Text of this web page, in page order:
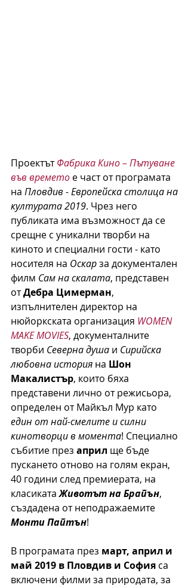
Проектът Фабрика Кино – Пътуване
във времето е част от програмата
на Пловдив - Европейска столица на
културата 2019. Чрез него
публиката има възможност да се
срещне с уникални творби на
киното и специални гости - като
носителя на Оскар за документален
филм Сам на скалата, представен
от Дебра Цимерман,
изпълнителен директор на
нюйоркската организация WOMEN
MAKE MOVIES, документалните
творби Северна душа и Сирийска
любовна история на Шон
Макалистър, които бяха
представени лично от режисьора,
определен от Майкъл Мур като
един от най-смелите и силни
кинотворци в момента! Специално
събитие през април ще бъде
пускането отново на голям екран,
40 години след премиерата, на
класиката Животът на Брайън,
създадена от неподражаемите
Монти Пайтън!
В програмата през март, април и
май 2019 в Пловдив и София са
включени филми за природата, за